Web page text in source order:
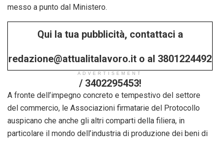
messo a punto dal Ministero.
Qui la tua pubblicità, contattaci a
redazione@attualitalavoro.it o al 3801224492
/ 3402295453!
ADVERTISEMENT
A fronte dell’impegno concreto e tempestivo del settore
del commercio, le Associazioni firmatarie del Protocollo
auspicano che anche gli altri comparti della filiera, in
particolare il mondo dell’industria di produzione dei beni di